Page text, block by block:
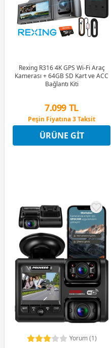
Rexing R316 4K GPS Wi-Fi Araç
Kamerası + 64GB SD Kart ve ACC
Bağlantı Kiti
7.099 TL
Peşin Fiyatına 3 Taksit
4 Ay x 1.972 TL taksitle
Peşin Fiyatına 3 Taksit
ÜRÜNE GIT
Yorum (1)